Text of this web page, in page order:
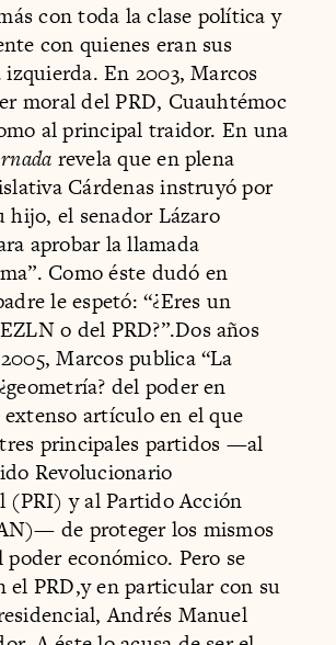
con toda la clase política y
con quienes eran sus
izquierda. En 2003, Marcos
moral del PRD, Cuauhtémoc
al principal traidor. En una
revela que en plena
Cárdenas instruyó por
hijo, el senador Lázaro
aprobar la llamada
Como éste dudó en
le espetó: “¿Eres un
o del PRD?”.Dos años
Marcos publica “La
del poder en
artículo en el que
principales partidos —al
Revolucionario
y al Partido Acción
de proteger los mismos
poder económico. Pero se
el PRD,y en particular con su
Andrés Manuel